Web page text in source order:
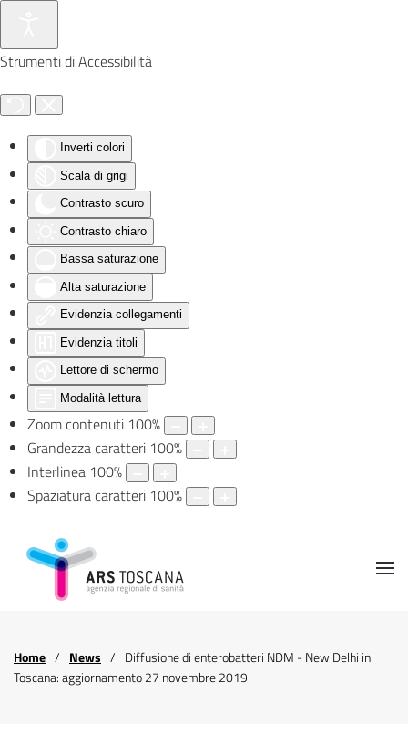
Strumenti di Accessibilità
Inverti colori
Scala di grigi
Contrasto scuro
Contrasto chiaro
Bassa saturazione
Alta saturazione
Evidenzia collegamenti
Evidenzia titoli
Lettore di schermo
Modalità lettura
Zoom contenuti 100%
Grandezza caratteri 100%
Interlinea 100%
Spaziatura caratteri 100%
Skip to main content
Home News
Diffusione di enterobatteri NDM - New Delhi in
Toscana: aggiornamento 27 novembre 2019